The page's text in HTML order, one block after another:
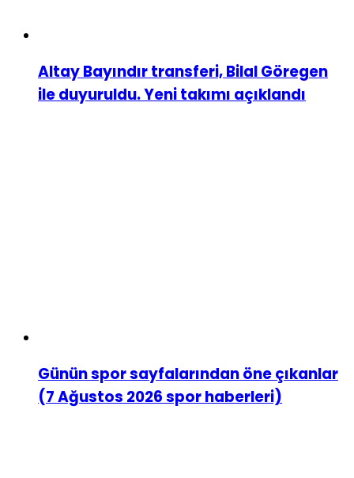
Altay Bayındır transferi, Bilal Göregen
ile duyuruldu. Yeni takımı açıklandı
Günün spor sayfalarından öne çıkanlar
(7 Ağustos 2026 spor haberleri)